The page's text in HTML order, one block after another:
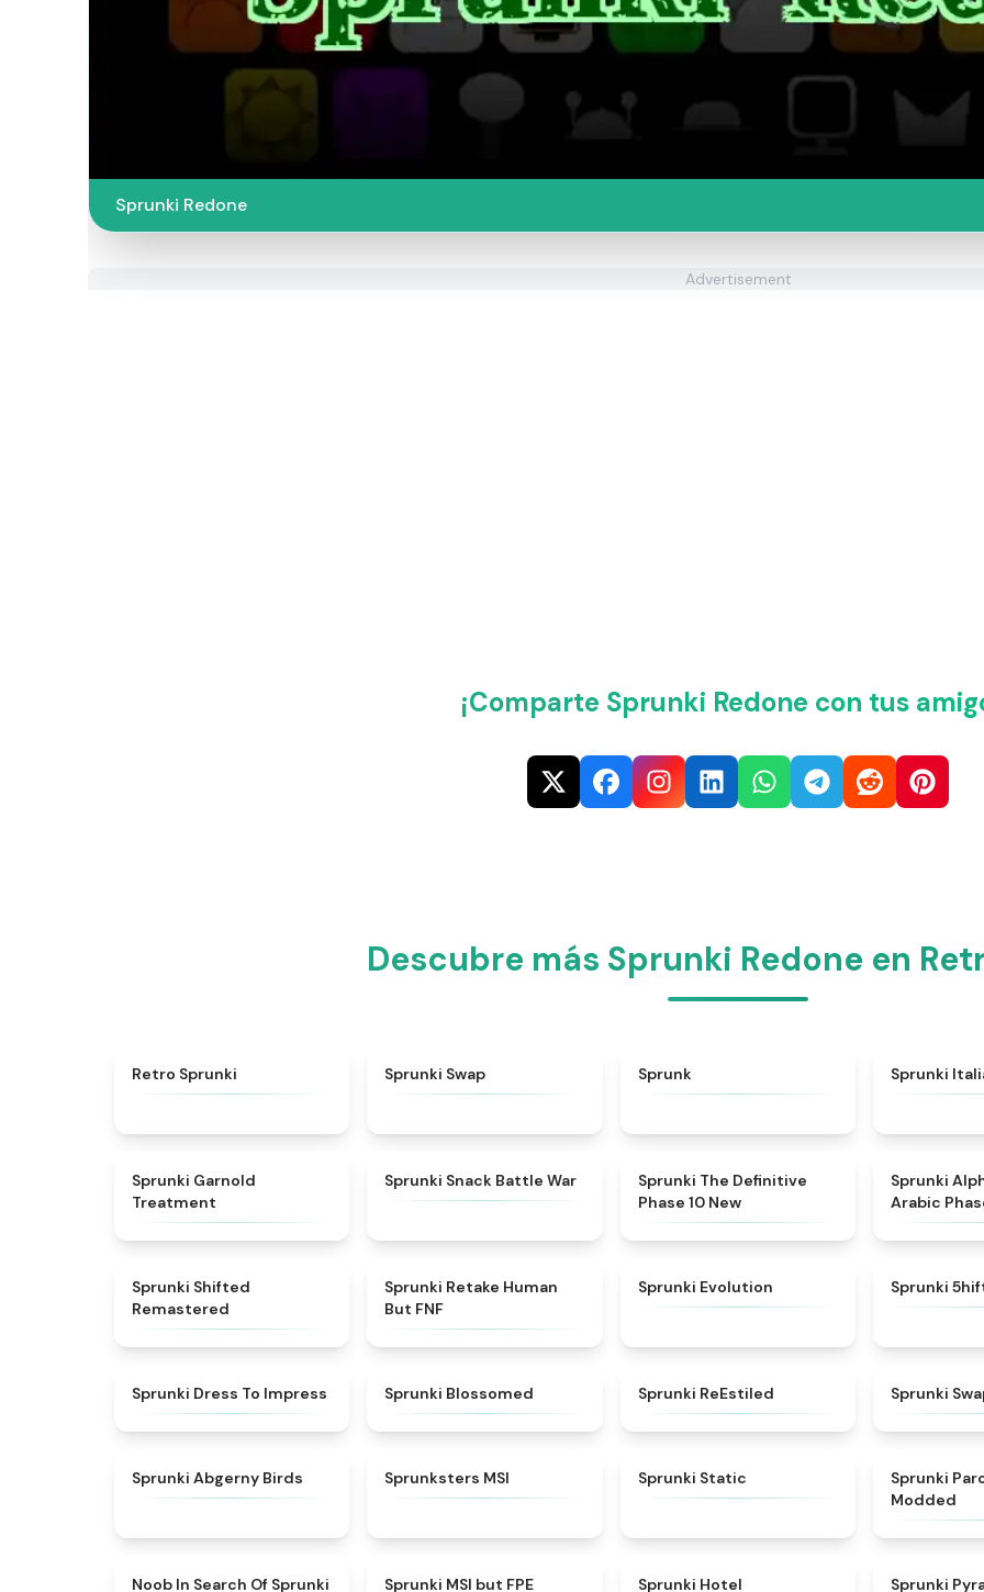
Sprunki Redone
Advertisement
¡Comparte Sprunki Redone con tus
Descubre más Sprunki Redone en
Retro Sprunki Sprunki Swap Sprunk Sprunki
Sprunki Garnold
Treatment
★
Sprunki Snack Battle War
Sprunki The Definitive
Phase 10 New
Sprunki
Arabic
Sprunki Shifted
Remastered
Sprunki Retake Human
But FNF
Sprunki Evolution Sprunki
Sprunki Dress To Impress Sprunki Blossomed Sprunki ReEstiled Sprunki
Sprunki Abgerny Birds Sprunksters MSI Sprunki Static
Sprunki
Modded
4.4
Noob In Search Of Sprunki Sprunki MSI but FPE Sprunki Hotel Sprunki